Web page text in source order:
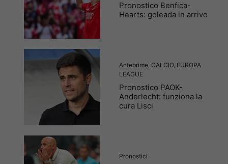
Pronostico Benfica-
Hearts: goleada in arrivo
Anteprime, CALCIO, EUROPA
LEAGUE
Pronostico PAOK-
Anderlecht: funziona la
cura Lisci
Pronostici